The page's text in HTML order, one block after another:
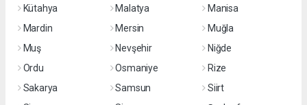
Kütahya
Malatya
Manisa
Mardin
Mersin
Muğla
Muş
Nevşehir
Niğde
Ordu
Osmaniye
Rize
Sakarya
Samsun
Siirt